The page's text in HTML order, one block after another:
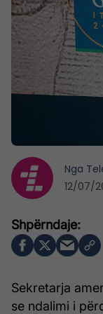
Sekretarja
se ndalimi i
Nga
12/07/